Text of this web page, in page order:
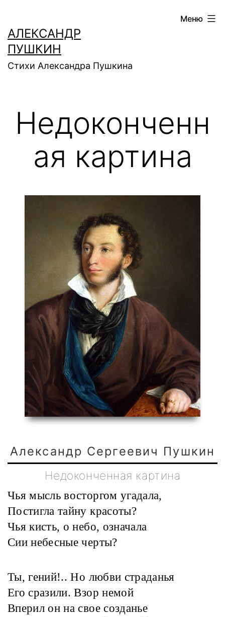
содержимому
АЛЕКСАНДР
ПУШКИН
Стихи Александра Пушкина
Меню
Недоконченн
ая картина
Александр Сергеевич Пушкин
Недоконченная картина
Чья мысль восторгом угадала,
Постигла тайну красоты?
Чья кисть, о небо, означала
Сии небесные черты?
Ты, гений!.. Но любви страданья
Его сразили. Взор немой
Вперил он на свое созданье